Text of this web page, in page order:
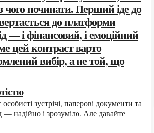
починати. Перший іде до
до платформи
— і фінансовий, і емоційний
цей контраст варто
вибір, а не той, що
надійно і зрозуміло. Але давайте